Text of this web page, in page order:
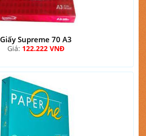
Giấy Supreme 70 A3
Giá: 122.222 VNĐ